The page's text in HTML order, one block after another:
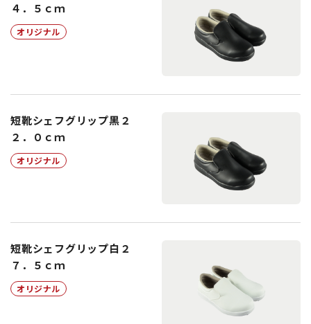
４．５ｃｍ
オリジナル
短靴シェフグリップ黒２
２．０ｃｍ
オリジナル
短靴シェフグリップ白２
７．５ｃｍ
オリジナル